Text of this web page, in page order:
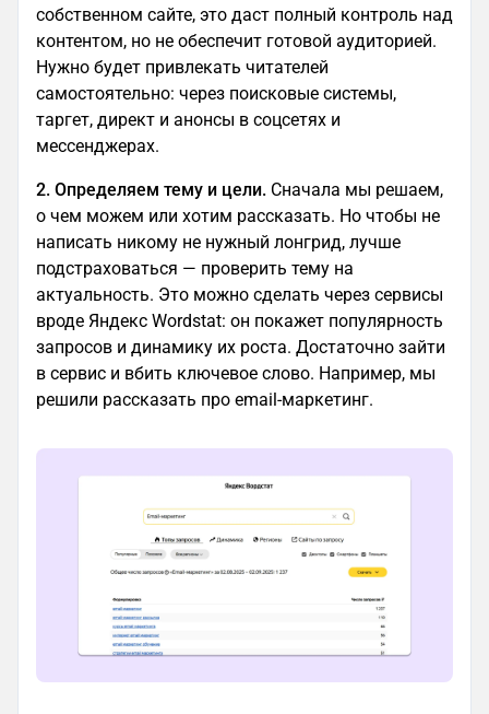
собственном сайте, это даст полный контроль над
контентом, но не обеспечит готовой аудиторией.
Нужно будет привлекать читателей
самостоятельно: через поисковые системы,
таргет, директ и анонсы в соцсетях и
мессенджерах.
2. Определяем тему и цели. Сначала мы решаем,
о чем можем или хотим рассказать. Но чтобы не
написать никому не нужный лонгрид, лучше
подстраховаться — проверить тему на
актуальность. Это можно сделать через сервисы
вроде Яндекс Wordstat: он покажет популярность
запросов и динамику их роста. Достаточно зайти
в сервис и вбить ключевое слово. Например, мы
решили рассказать про email-маркетинг.